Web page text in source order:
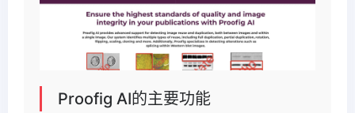
Proofig AI的主要功能